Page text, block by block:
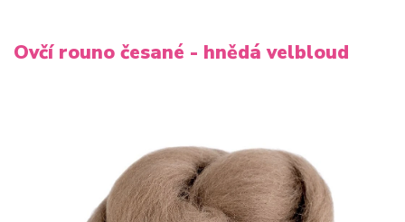
Ovčí rouno česané - hnědá velbloud